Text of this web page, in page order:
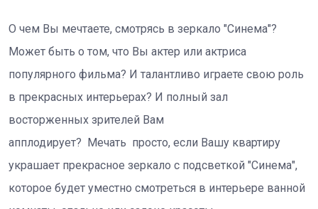
О чем Вы мечтаете, смотрясь в зеркало "Синема"?
Может быть о том, что Вы актер или актриса
популярного фильма? И талантливо играете свою роль
в прекрасных интерьерах? И полный зал
восторженных зрителей Вам
апплодирует? Мечать просто, если Вашу квартиру
украшает прекрасное зеркало с подсветкой "Синема",
которое будет уместно смотреться в интерьере ванной